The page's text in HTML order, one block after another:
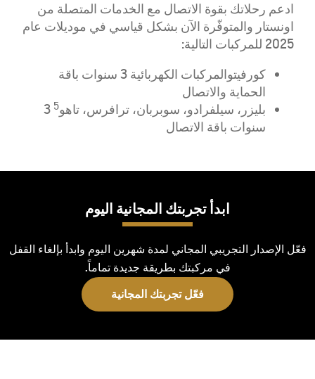
ادعم رحلاتك بقوة الاتصال مع الخدمات المتصلة من
اونستار والمتوفّرة الآن بشكل قياسي في موديلات عام
2025 للمركبات التالية:
كورفيتوالمركبات الكهربائية 3 سنوات باقة
الحماية والاتصال
بليزر، سيلفرادو، سوبربان، ترافرس، تاهو5
3
سنوات باقة الاتصال
ابدأ تجربتك المجانية اليوم
فعّل الإصدار التجريبي المجاني لمدة شهرين اليوم وابدأ بإلغاء القفل
في مركبتك بطريقة جديدة تماماً.
فعّل تجربتك المجانية